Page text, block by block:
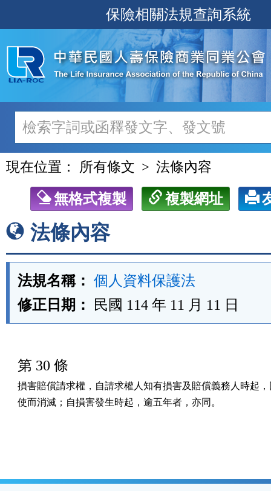
至
主
內
容
保險相關法規查詢系統
現在位置： 所有條文 法條內容
無格式複製 複製網址
法條內容
法規名稱： 個人資料保護法
修正日期：
民國 114 年 11 月 11 日
第 30 條
損害賠償請求權，自請求權人知有損害及賠償義務人時起
使而消滅；自損害發生時起，逾五年者，亦同。